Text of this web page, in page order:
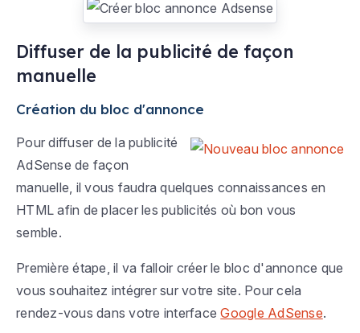
Diffuser de la publicité de façon
manuelle
Création du bloc d'annonce
Pour diffuser de la publicité
AdSense de façon
manuelle, il vous faudra quelques connaissances en
HTML afin de placer les publicités où bon vous
semble.
Première étape, il va falloir créer le bloc d'annonce que
vous souhaitez intégrer sur votre site. Pour cela
rendez-vous dans votre interfaceGoogle AdSense.